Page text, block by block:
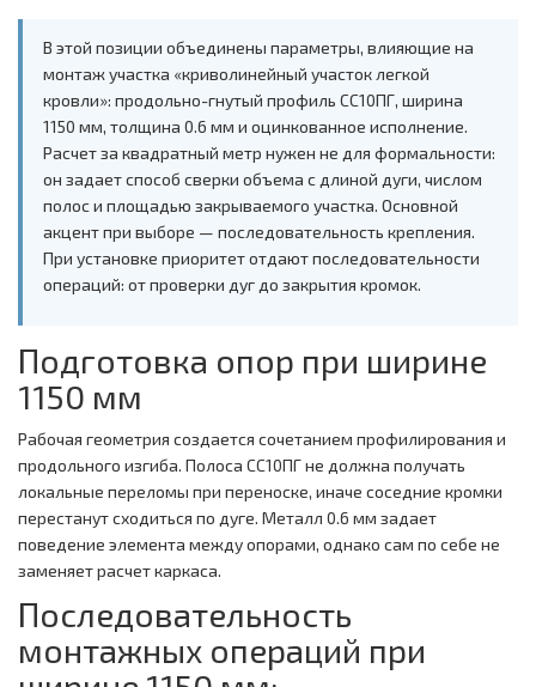
В этой позиции объединены параметры, влияющие на
монтаж участка «криволинейный участок легкой
кровли»: продольно-гнутый профиль СС10ПГ, ширина
1150 мм, толщина 0.6 мм и оцинкованное исполнение.
Расчет за квадратный метр нужен не для формальности:
он задает способ сверки объема с длиной дуги, числом
полос и площадью закрываемого участка. Основной
акцент при выборе — последовательность крепления.
При установке приоритет отдают последовательности
операций: от проверки дуг до закрытия кромок.
Подготовка опор при ширине
1150 мм
Рабочая геометрия создается сочетанием профилирования и
продольного изгиба. Полоса СС10ПГ не должна получать
локальные переломы при переноске, иначе соседние кромки
перестанут сходиться по дуге. Металл 0.6 мм задает
поведение элемента между опорами, однако сам по себе не
заменяет расчет каркаса.
Последовательность
монтажных операций при